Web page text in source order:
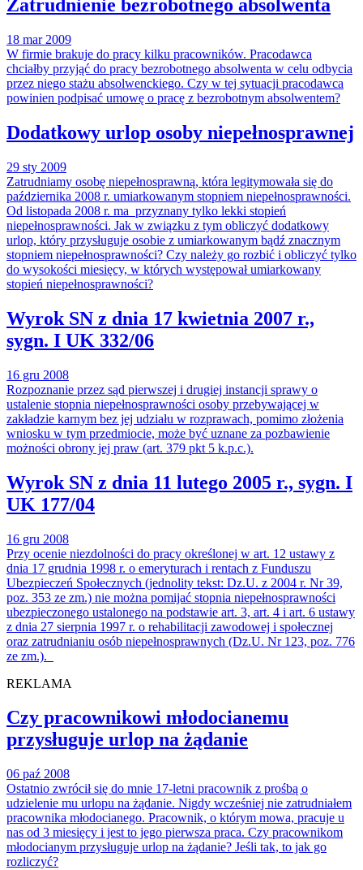
Zatrudnienie bezrobotnego absolwenta
18 mar 2009
W firmie brakuje do pracy kilku pracowników. Pracodawca
chciałby przyjąć do pracy bezrobotnego absolwenta w celu odbycia
przez niego stażu absolwenckiego. Czy w tej sytuacji pracodawca
powinien podpisać umowę o pracę z bezrobotnym absolwentem?
Dodatkowy urlop osoby niepełnosprawnej
29 sty 2009
Zatrudniamy osobę niepełnosprawną, która legitymowała się do
października 2008 r. umiarkowanym stopniem niepełnosprawności.
Od listopada 2008 r. ma przyznany tylko lekki stopień
niepełnosprawności. Jak w związku z tym obliczyć dodatkowy
urlop, który przysługuje osobie z umiarkowanym bądź znacznym
stopniem niepełnosprawności? Czy należy go rozbić i obliczyć tylko
do wysokości miesięcy, w których występował umiarkowany
stopień niepełnosprawności?
Wyrok SN z dnia 17 kwietnia 2007 r.,
sygn. I UK 332/06
16 gru 2008
Rozpoznanie przez sąd pierwszej i drugiej instancji sprawy o
ustalenie stopnia niepełnosprawności osoby przebywającej w
zakładzie karnym bez jej udziału w rozprawach, pomimo złożenia
wniosku w tym przedmiocie, może być uznane za pozbawienie
możności obrony jej praw (art. 379 pkt 5 k.p.c.).
Wyrok SN z dnia 11 lutego 2005 r., sygn. I
UK 177/04
16 gru 2008
Przy ocenie niezdolności do pracy określonej w art. 12 ustawy z
dnia 17 grudnia 1998 r. o emeryturach i rentach z Funduszu
Ubezpieczeń Społecznych (jednolity tekst: Dz.U. z 2004 r. Nr 39,
poz. 353 ze zm.) nie można pomijać stop­nia niepełnosprawności
ubezpieczonego ustalonego na podstawie art. 3, art. 4 i art. 6 ustawy
z dnia 27 sierpnia 1997 r. o rehabilitacji zawodowej i społecznej
oraz zatrudnianiu osób niepełnosprawnych (Dz.U. Nr 123, poz. 776
ze zm.).
REKLAMA
Czy pracownikowi młodocianemu
przysługuje urlop na żądanie
06 paź 2008
Ostatnio zwrócił się do mnie 17-letni pracownik z prośbą o
udzielenie mu urlopu na żądanie. Nigdy wcześniej nie zatrudniałem
pracownika młodocianego. Pracownik, o którym mowa, pracuje u
nas od 3 miesięcy i jest to jego pierwsza praca. Czy pracownikom
młodocianym przysługuje urlop na żądanie? Jeśli tak, to jak go
rozliczyć?